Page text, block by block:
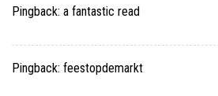
Pingback: a fantastic read
Pingback: feestopdemarkt